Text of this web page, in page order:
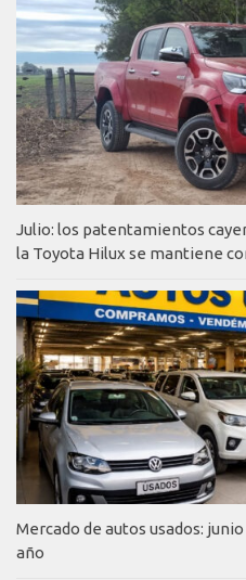
Julio: los patentamientos
la Toyota Hilux se mantiene
Mercado de autos usados:
año